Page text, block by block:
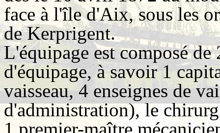
face à l'île d'Aix, sous les
de Kerprigent.
L'équipage est composé
d'équipage, à savoir 1
vaisseau, 4 enseignes de
d'administration), le
1 premier-maître